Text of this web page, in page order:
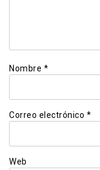
Nombre *
Correo electrónico *
Web